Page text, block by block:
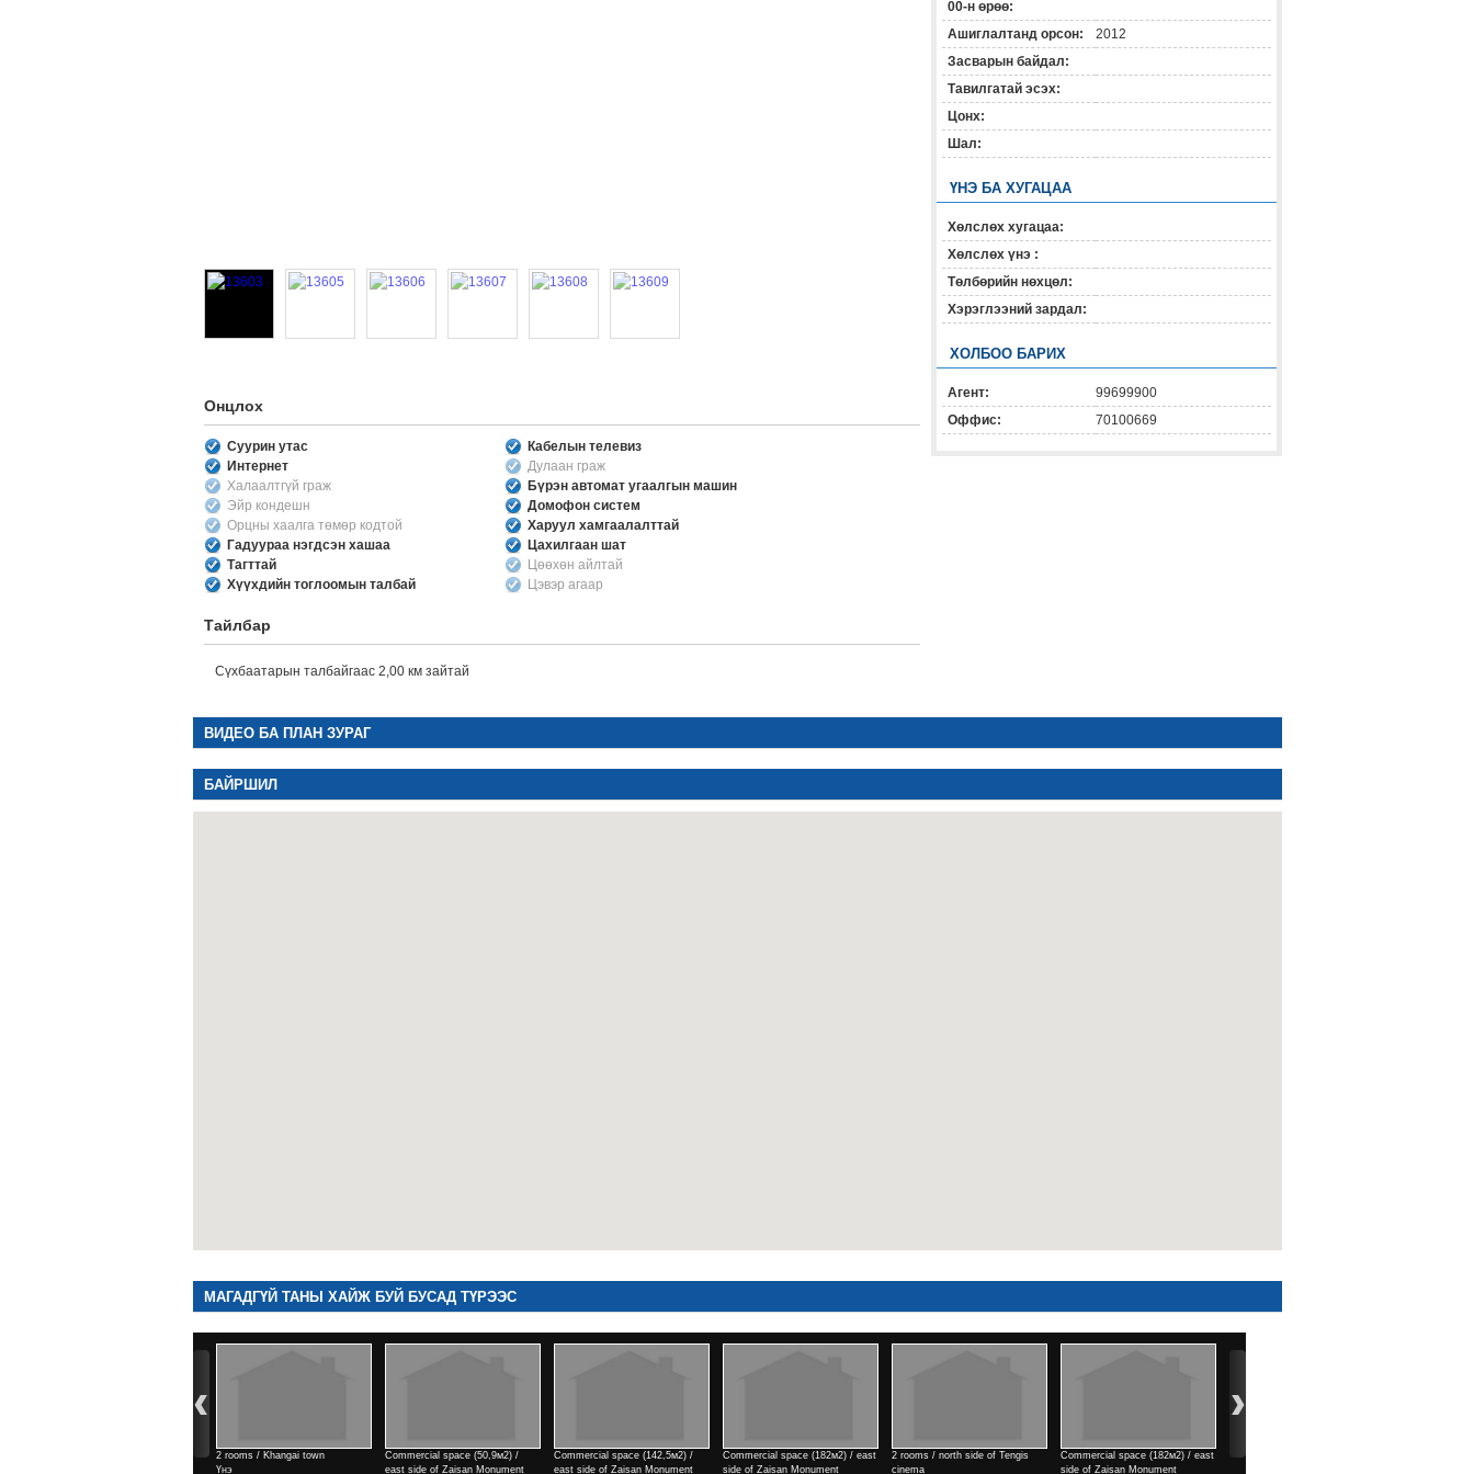
Онцлох
Суурин утас
Кабелын телевиз
Интернет
Дулаан граж
Халаалтгүй граж
Бүрэн автомат угаалгын машин
Эйр кондешн
Домофон систем
Орцны хаалга төмөр кодтой
Харуул хамгаалалттай
Гадуураа нэгдсэн хашаа
Цахилгаан шат
Тагттай
Цөөхөн айлтай
Хүүхдийн тоглоомын талбай
Цэвэр агаар
Тайлбар
Сүхбаатарын талбайгаас 2,00 км зайтай
00-н өрөө:
Ашиглалтанд орсон:
2012
Засварын байдал:
Тавилгатай эсэх:
Цонх:
Шал:
ҮНЭ БА ХУГАЦАА
Хөлслөх хугацаа:
Хөлслөх үнэ :
Төлбөрийн нөхцөл:
Хэрэглээний зардал:
ХОЛБОО БАРИХ
Агент:
99699900
Оффис:
70100669
ВИДЕО БА ПЛАН ЗУРАГ
БАЙРШИЛ
МАГАДГҮЙ ТАНЫ ХАЙЖ БУЙ БУСАД ТҮРЭЭС
3 rooms / Park view town
1 rooms / north side of Kino
Commercial space (50,9м2) /
east side of Zaisan Monument
Commercial space (142,5м2) /
east side of Zaisan Monument
Commercial space (182м2) / east
side of Zaisan Monument
2 rooms / north side of Tengis
cinema
Commercial space (182м2) / east
side of Zaisan Monument